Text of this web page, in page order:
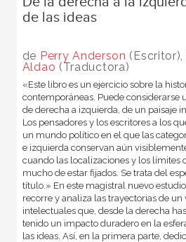
de las ideas
de Perry Anderson (Escritor),
Aldao (Traductora)
«Este libro es un ejercicio sobre la
contemporáneas. Puede considerarse
de derecha a izquierda, de un paisaje
Los pensadores y los escritores a los
un mundo político en el que las
e izquierda conservan aún
cuando las localizaciones y los límites
mucho de estar fijados. Se trata del
título.» En este magistral nuevo
recorre y analiza las trayectorias de
intelectuales que, desde la derecha
tenido un impacto duradero en la
las ideas. Así, en la primera parte,